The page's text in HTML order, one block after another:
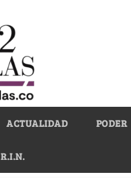
ACTUALIDAD PODER
R.I.N.